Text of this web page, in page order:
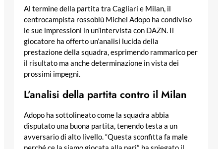
Al termine della partita tra Cagliari e Milan, il
centrocampista rossoblù Michel Adopo ha condiviso
le sue impressioni in un’intervista con DAZN. Il
giocatore ha offerto un’analisi lucida della
prestazione della squadra, esprimendo rammarico per
il risultato ma anche determinazione in vista dei
prossimi impegni.
L’analisi della partita contro il Milan
Adopo ha sottolineato come la squadra abbia
disputato una buona partita, tenendo testa a un
avversario di alto livello. “Questa sconfitta fa male